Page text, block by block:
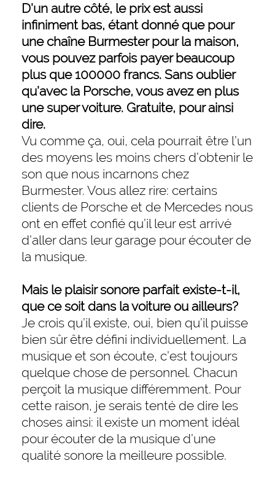
D’un autre côté, le prix est aussi
infiniment bas, étant donné que pour
une chaîne Burmester pour la maison,
vous pouvez parfois payer beaucoup
plus que 100000 francs. Sans oublier
qu’avec la Porsche, vous avez en plus
une super voiture. Gratuite, pour ainsi
dire.
Vu comme ça, oui, cela pourrait être l’un
des moyens les moins chers d’obtenir le
son que nous incarnons chez
Burmester. Vous allez rire: certains
clients de Porsche et de Mercedes nous
ont en effet confié qu’il leur est arrivé
d’aller dans leur garage pour écouter de
la musique.
Mais le plaisir sonore parfait existe-t-il,
que ce soit dans la voiture ou ailleurs?
Je crois qu’il existe, oui, bien qu’il puisse
bien sûr être défini individuellement. La
musique et son écoute, c’est toujours
quelque chose de personnel. Chacun
perçoit la musique différemment. Pour
cette raison, je serais tenté de dire les
choses ainsi: il existe un moment idéal
pour écouter de la musique d’une
qualité sonore la meilleure possible.